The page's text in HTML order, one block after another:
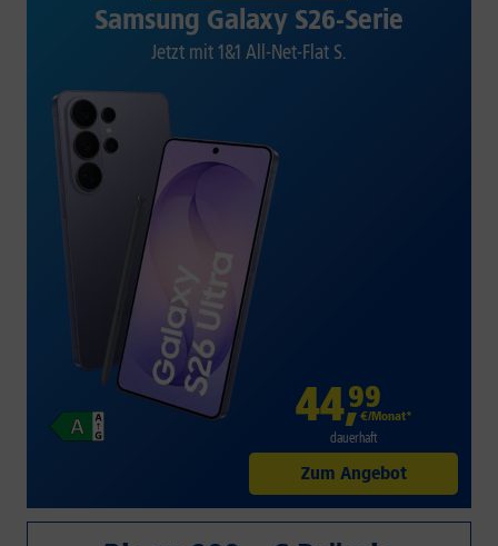
Samsung Galaxy S26-Serie
Jetzt mit 1&1 All-Net-Flat S.
44,99
€/Monat*
dauerhaft
Zum Angebot